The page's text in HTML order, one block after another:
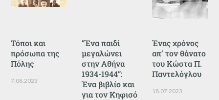
Τόποι και
πρόσωπα της
Πόλης
7.08.2023
“Ένα παιδί
μεγαλώνει
στην Αθήνα
1934-1944”:
Ένα βιβλίο και
για τον Κηφισό
Ένας χρόνος
απ’ τον θάνατο
του Κώστα Π.
Παντελόγλου
18.07.2023